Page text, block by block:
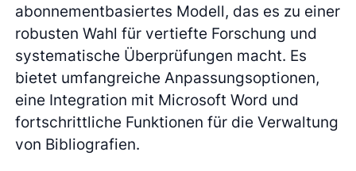
abonnementbasiertes Modell, das es zu einer
robusten Wahl für vertiefte Forschung und
systematische Überprüfungen macht. Es
bietet umfangreiche Anpassungsoptionen,
eine Integration mit Microsoft Word und
fortschrittliche Funktionen für die Verwaltung
von Bibliografien.